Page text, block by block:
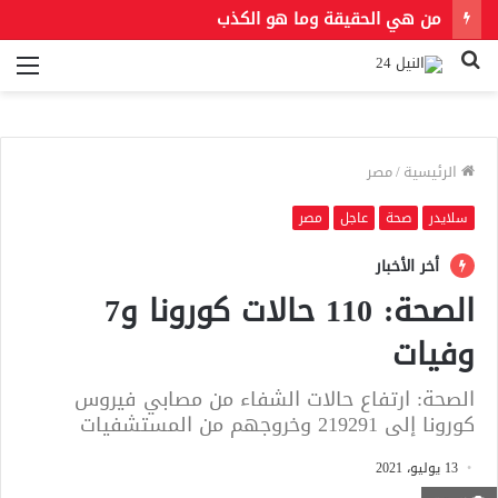
من هي الحقيقة وما هو الكذب
بحث
الرئيسية/مصر
سلايدر صحة عاجل مصر
أخر الأخبار
الصحة: 110 حالات كورونا و7
وفيات
الصحة: ارتفاع حالات الشفاء من مصابي فيروس
كورونا إلى 219291 وخروجهم من المستشفيات
13 يوليو، 2021